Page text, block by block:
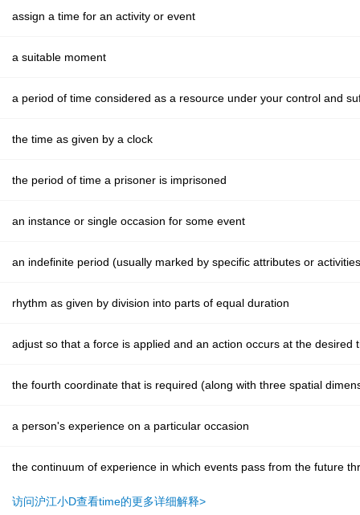
assign a time for an activity or event
a suitable moment
a period of time considered as a resource under your control and
the time as given by a clock
the period of time a prisoner is imprisoned
an instance or single occasion for some event
an indefinite period (usually marked by specific attributes or
rhythm as given by division into parts of equal duration
adjust so that a force is applied and an action occurs at the desired
the fourth coordinate that is required (along with three spatial
a person's experience on a particular occasion
the continuum of experience in which events pass from the future
访问沪江小D查看time的更多详细解释>